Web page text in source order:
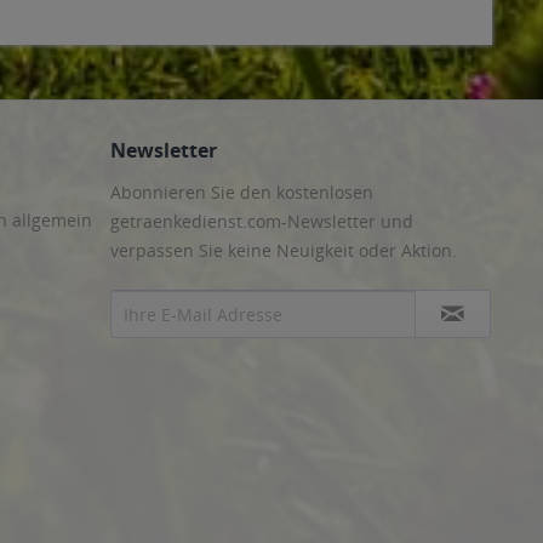
allgemein
Newsletter
Abonnieren Sie den kostenlosen
getraenkedienst.com-Newsletter und
verpassen Sie keine Neuigkeit oder Aktion.